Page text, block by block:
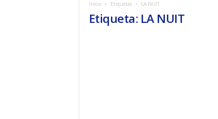
Inicio Etiquetas LA NUIT
Etiqueta: LA NUIT